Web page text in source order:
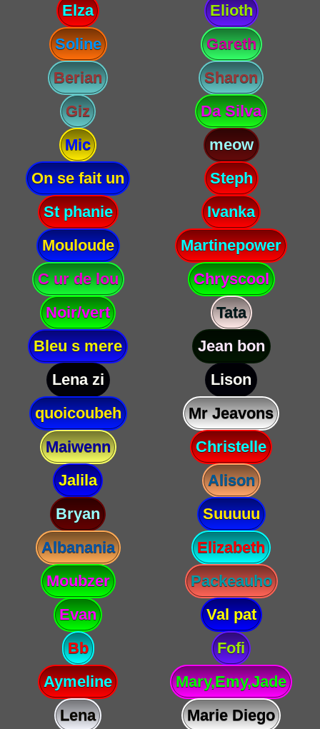
Elza
Elioth
Soline
Gareth
Berian
Sharon
Giz
Da Silva
Mic
meow
On se fait un
Steph
St phanie
Ivanka
Mouloude
Martinepower
C ur de lou
Chryscool
Noir/vert
Tata
Bleu s mere
Jean bon
Lena zi
Lison
quoicoubeh
Mr Jeavons
Maiwenn
Christelle
Jalila
Alison
Bryan
Suuuuu
Albanania
Elizabeth
Moubzer
Packeauho
Evan
Val pat
Bb
Fofi
Aymeline
Mary,Emy,Jade
Lena
Marie Diego